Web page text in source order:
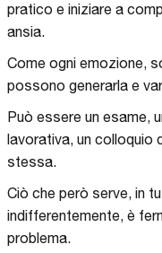
pratico e iniziare a
ansia.
Come ogni emozione,
possono generarla e
Può essere un esame,
lavorativa, un colloquio
stessa.
Ciò che però serve, in
indifferentemente, è
problema.